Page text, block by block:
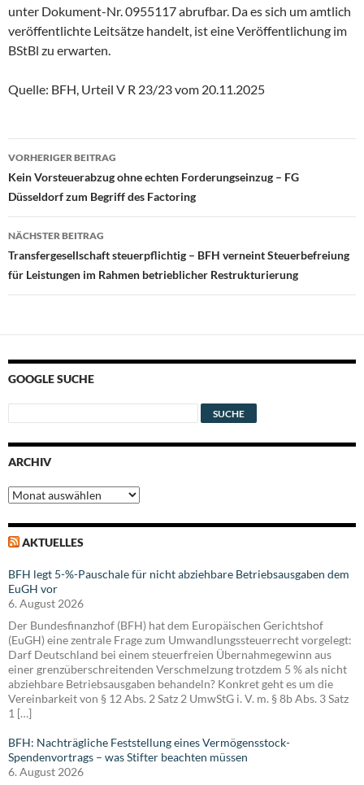
unter Dokument-Nr. 0955117 abrufbar. Da es sich um amtlich
veröffentlichte Leitsätze handelt, ist eine Veröffentlichung im
BStBl zu erwarten.
Quelle: BFH, Urteil V R 23/23 vom 20.11.2025
Beitragsnavigation
VORHERIGER BEITRAG
Kein Vorsteuerabzug ohne echten Forderungseinzug – FG
Düsseldorf zum Begriff des Factoring
NÄCHSTER BEITRAG
Transfergesellschaft steuerpflichtig – BFH verneint Steuerbefreiung
für Leistungen im Rahmen betrieblicher Restrukturierung
GOOGLE SUCHE
ARCHIV
Archiv
AKTUELLES
BFH legt 5-%-Pauschale für nicht abziehbare Betriebsausgaben dem
EuGH vor
6. August 2026
Der Bundesfinanzhof (BFH) hat dem Europäischen Gerichtshof
(EuGH) eine zentrale Frage zum Umwandlungssteuerrecht vorgelegt:
Darf Deutschland bei einem steuerfreien Übernahmegewinn aus
einer grenzüberschreitenden Verschmelzung trotzdem 5 % als nicht
abziehbare Betriebsausgaben behandeln? Konkret geht es um die
Vereinbarkeit von § 12 Abs. 2 Satz 2 UmwStG i. V. m. § 8b Abs. 3 Satz
1 […]
BFH: Nachträgliche Feststellung eines Vermögensstock-
Spendenvortrags – was Stifter beachten müssen
6. August 2026